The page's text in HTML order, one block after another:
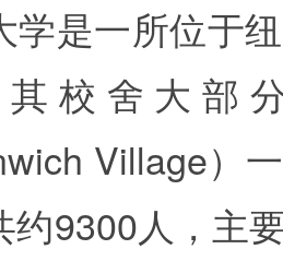
学是一所位于
校舍大部
Village）
9300人，主